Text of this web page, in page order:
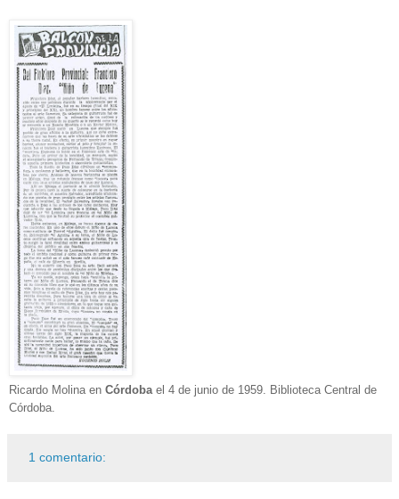
Ricardo Molina en Córdobael 4 de junio de 1959. Biblioteca Central de
Córdoba.
1 comentario: